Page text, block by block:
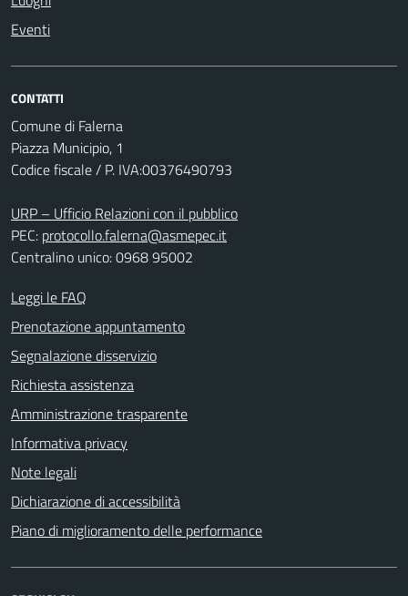
Eventi
CONTATTI
Comune di Falerna
Piazza Municipio, 1
Codice fiscale / P. IVA:00376490793
URP – Ufficio Relazioni con il pubblico
PEC: protocollo.falerna@asmepec.it
Centralino unico: 0968 95002
Leggi le FAQ
Prenotazione appuntamento
Segnalazione disservizio
Richiesta assistenza
Amministrazione trasparente
Informativa privacy
Note legali
Dichiarazione di accessibilità
Piano di miglioramento delle performance